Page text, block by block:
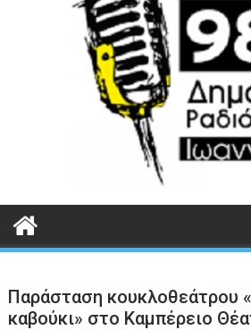
Παράσταση κουκλοθεάτρου
καβούκι» στο Καμπέρειο